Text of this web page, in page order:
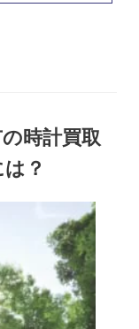
時計買取
？